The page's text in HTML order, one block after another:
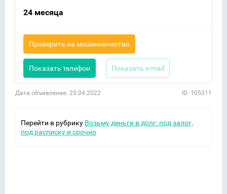
24 месяца
Проверить на мошенничество
Показать телефон Показать e-mail
Дата объявления: 25.04.2022 ID: 105311
Перейти в рубрику Возьму деньги в долг: под залог,
под расписку и срочно